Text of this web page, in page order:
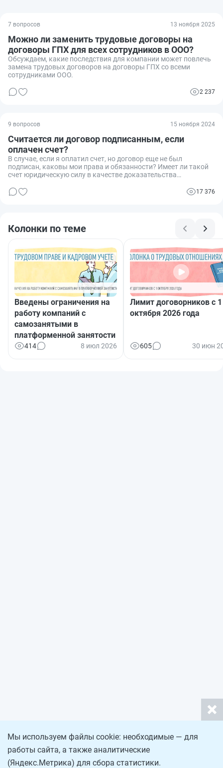
7 вопросов 13 ноября 2025
Можно ли заменить трудовые договоры на
договоры ГПХ для всех сотрудников в ООО?
Обсуждаем, какие последствия для компании может повлечь
замена трудовых договоров на договоры ГПХ со всеми
сотрудниками ООО.
2 237
9 вопросов 15 ноября 2024
Считается ли договор подписанным, если
оплачен счет?
В случае, если я оплатил счет, но договор еще не был
подписан, каковы мои права и обязанности? Имеет ли такой
счет юридическую силу в качестве доказательства
17 376
Колонки по теме
Введены ограничения на
работу компаний с
самозанятыми в
платформенной занятости
414 8 июл 2026
Лимит договорников с 1
октября 2026 года
605 30 июн
Мы используем файлы cookie: необходимые — для
работы сайта, а также аналитические
(Яндекс.Метрика) для сбора статистики.